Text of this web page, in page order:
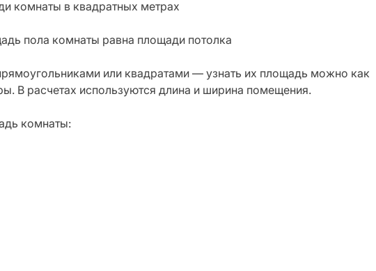
пола комнаты равна площади потолка
или квадратами — узнать их площадь можно как
В расчетах используются длина и ширина помещения.
комнаты: